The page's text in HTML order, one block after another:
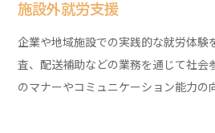
施設外就労支援
企業や地域施設での実践的な就労体験
査、配送補助などの業務を通じて社会
のマナーやコミュニケーション能力の